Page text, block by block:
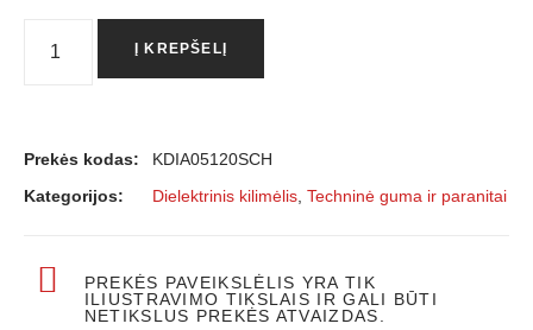
Į KREPŠELĮ
Prekės kodas:
KDIA05120SCH
Kategorijos:
Dielektrinis kilimėlis, Techninė guma ir paranitai
PREKĖS PAVEIKSLĖLIS YRA TIK
ILIUSTRAVIMO TIKSLAIS IR GALI BŪTI
NETIKSLUS PREKĖS ATVAIZDAS.